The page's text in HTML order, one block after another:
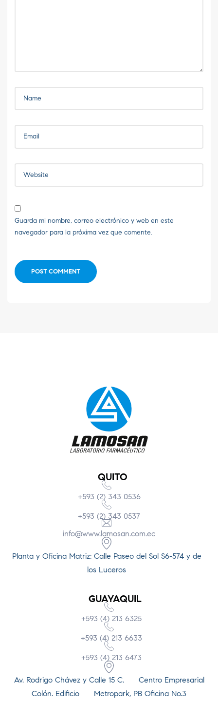
Guarda mi nombre, correo electrónico y web en este
navegador para la próxima vez que comente.
POST COMMENT
QUITO
+593 (2) 343 0536
+593 (2) 343 0537
info@www.lamosan.com.ec
Planta y Oficina Matriz: Calle Paseo del Sol S6-574 y de
los Luceros
GUAYAQUIL
+593 (4) 213 6325
+593 (4) 213 6633
+593 (4) 213 6473
Av. Rodrigo Chávez y Calle 15 C. Centro Empresarial
Colón. Edificio Metropark, PB Oficina No.3